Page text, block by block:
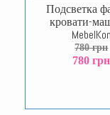
Подсветка
кровати-
MebelKon
780 грн
780 грн